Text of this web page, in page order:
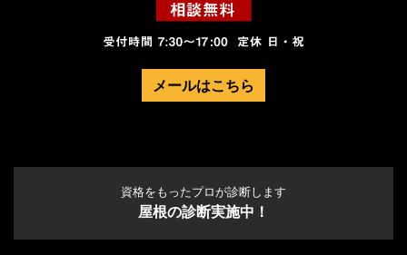
メールはこちら
資格をもったプロが診断します
屋根の診断実施中！